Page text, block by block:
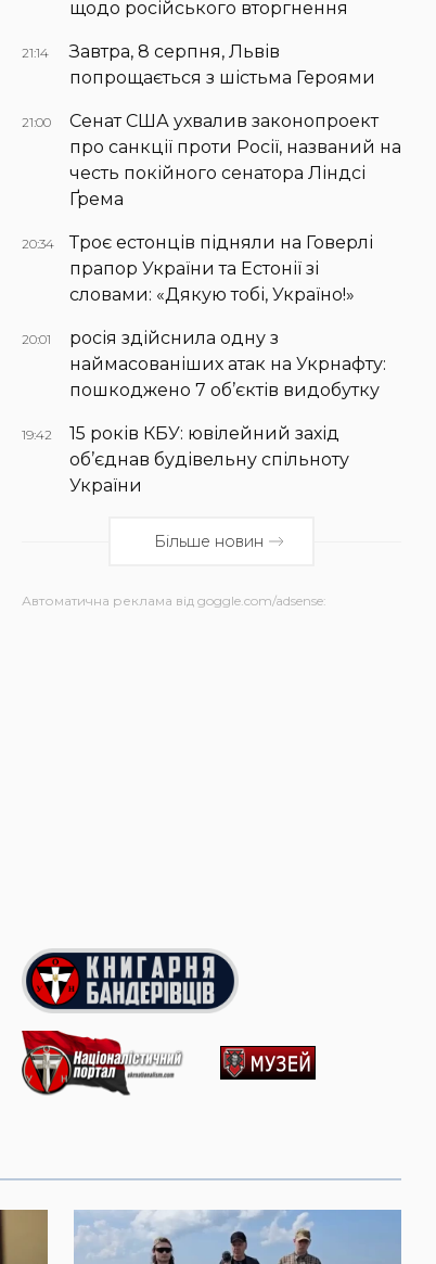
щодо російського вторгнення
21:14
Завтра, 8 серпня, Львів
попрощається з шістьма Героями
21:00
Сенат США ухвалив законопроект
про санкції проти Росії, названий на
честь покійного сенатора Ліндсі
Ґрема
20:34
Троє естонців підняли на Говерлі
прапор України та Естонії зі
словами: «Дякую тобі, Україно!»
20:01
росія здійснила одну з
наймасованіших атак на Укрнафту:
пошкоджено 7 об’єктів видобутку
19:42
15 років КБУ: ювілейний захід
об’єднав будівельну спільноту
України
Більше новин
Автоматична реклама від goggle.com/adsense: